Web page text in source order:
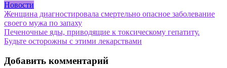
Новости
Навигация
по
записям
Женщина диагностировала смертельно опасное заболевание
своего мужа по запаху
Печеночные яды, приводящие к токсическому гепатиту.
Будьте осторожны с этими лекарствами
Добавить комментарий